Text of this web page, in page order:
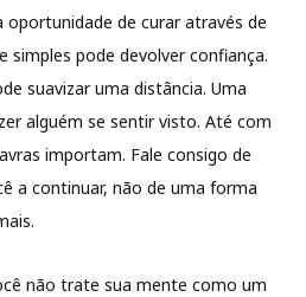
oportunidade de curar através de
simples pode devolver confiança.
suavizar uma distância. Uma
alguém se sentir visto. Até com
importam. Fale consigo de
a continuar, não de uma forma
não trate sua mente como um